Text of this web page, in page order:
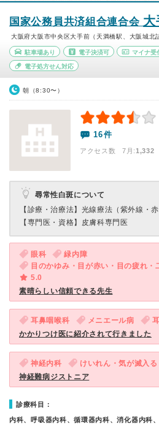
国家公務員共済組合連合会 大
大阪府大阪市中央区大手前（天満橋駅、大阪城北
駐車場あり 電子決済可 マイナ受
電子処方せん対応
朝（8:30〜）
16件
アクセス数 7月:1,332
尋常性白斑について
【診療・治療法】 光線療法（紫外線・
【専門医・資格】 皮膚科専門医
眼科
緑内障
5.0
素晴らしい信頼できる先生
耳鼻咽喉科 メニエール病
かかりつけ医に紹介されて行きました
神経内科 けいれん・気が滅入
神経難病ジストニア
診療科目：
内科、呼吸器内科、循環器内科、消化器内科